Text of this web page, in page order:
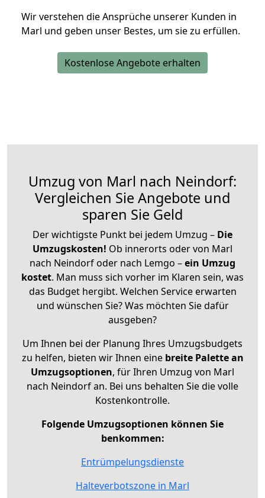
Wir verstehen die Ansprüche unserer Kunden in
Marl und geben unser Bestes, um sie zu erfüllen.
Kostenlose Angebote erhalten
Umzug von Marl nach Neindorf:
Vergleichen Sie Angebote und
sparen Sie Geld
Der wichtigste Punkt bei jedem Umzug – Die
Umzugskosten! Ob innerorts oder von Marl
nach Neindorf oder nach Lemgo –ein Umzug
kostet. Man muss sich vorher im Klaren sein, was
das Budget hergibt. Welchen Service erwarten
und wünschen Sie? Was möchten Sie dafür
ausgeben?
Um Ihnen bei der Planung Ihres Umzugsbudgets
zu helfen, bieten wir Ihnen eine breite Palette an
Umzugsoptionen, für Ihren Umzug von Marl
nach Neindorf an. Bei uns behalten Sie die volle
Kostenkontrolle.
Folgende Umzugsoptionen können Sie
benkommen:
Entrümpelungsdienste
Halteverbotszone in Marl